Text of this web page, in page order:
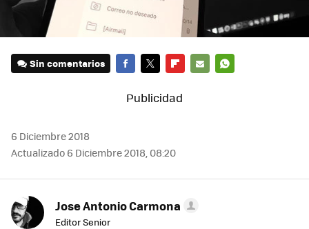
Sin comentarios
6 Diciembre 2018
Actualizado 6 Diciembre 2018, 08:20
Jose Antonio Carmona
Editor Senior